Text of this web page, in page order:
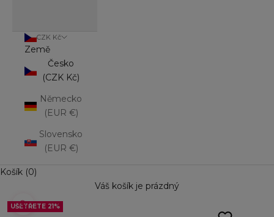
CZK Kč
Země
Česko
(CZK Kč)
Německo
(EUR €)
Slovensko
(EUR €)
Košík (0)
Váš košík je prázdný
Přiblížit
UŠETŘETE 21%